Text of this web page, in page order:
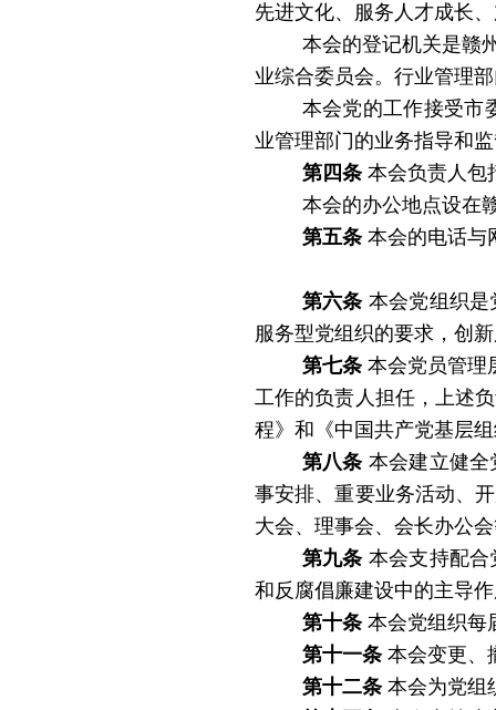
先进文化、服务人才成长
本会的登记机关是赣
业综合委员会。行业管理
本会党的工作接受市
业管理部门的业务指导和
第四条 本会负责人包
本会的办公地点设在
第五条 本会的电话与
第六条 本会党组织
服务型党组织的要求，创
第七条 本会党员管理
工作的负责人担任，上述
程》和《中国共产党基层
第八条 本会建立健
事安排、重要业务活动、
大会、理事会、会长办公
第九条 本会支持配
和反腐倡廉建设中的主导
第十条 本会党组织每
第十一条 本会变更、
第十二条 本会为党组